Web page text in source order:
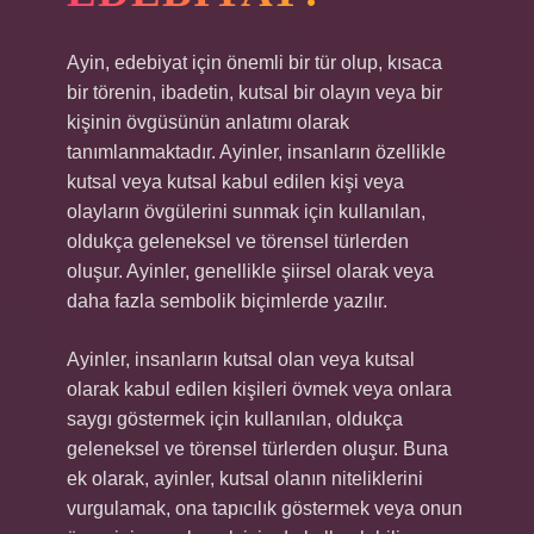
Ayin, edebiyat için önemli bir tür olup, kısaca
bir törenin, ibadetin, kutsal bir olayın veya bir
kişinin övgüsünün anlatımı olarak
tanımlanmaktadır. Ayinler, insanların özellikle
kutsal veya kutsal kabul edilen kişi veya
olayların övgülerini sunmak için kullanılan,
oldukça geleneksel ve törensel türlerden
oluşur. Ayinler, genellikle şiirsel olarak veya
daha fazla sembolik biçimlerde yazılır.
Ayinler, insanların kutsal olan veya kutsal
olarak kabul edilen kişileri övmek veya onlara
saygı göstermek için kullanılan, oldukça
geleneksel ve törensel türlerden oluşur. Buna
ek olarak, ayinler, kutsal olanın niteliklerini
vurgulamak, ona tapıcılık göstermek veya onun